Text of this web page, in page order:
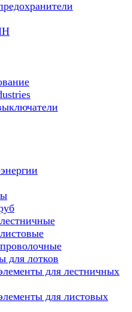
для лотков
для лестничных
для листовых